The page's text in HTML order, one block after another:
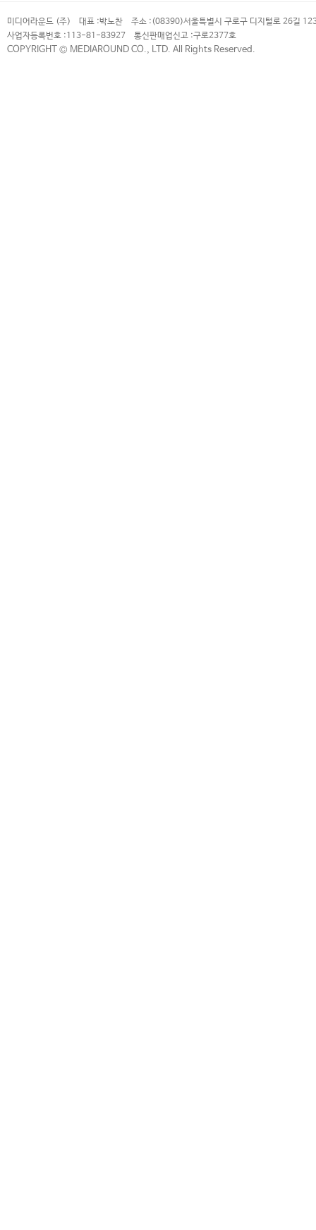
미디어라운드 (주) 대표 :박노찬 주소 : (08390)서울특별시 구로구 디지털로 26길
사업자등록번호 :113-81-83927 통신판매업신고 :구로2377호
COPYRIGHT © MEDIAROUND CO., LTD. All Rights Reserved.